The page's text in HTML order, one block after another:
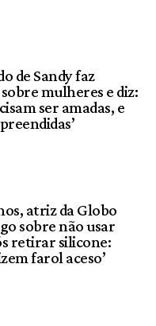
de Sandy faz
mulheres e diz:
ser amadas, e
atriz da Globo
sobre não usar
retirar silicone:
farol aceso’